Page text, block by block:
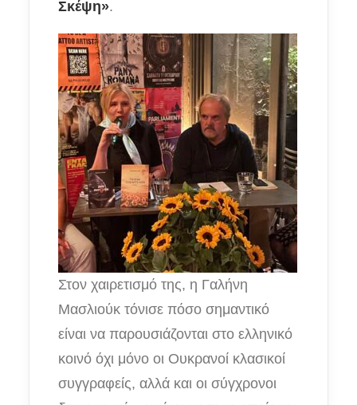
Σκέψη».
Στον χαιρετισμό της, η Γαλήνη
Μασλιούκ τόνισε πόσο σημαντικό
είναι να παρουσιάζονται στο ελληνικό
κοινό όχι μόνο οι Ουκρανοί κλασικοί
συγγραφείς, αλλά και οι σύγχρονοι